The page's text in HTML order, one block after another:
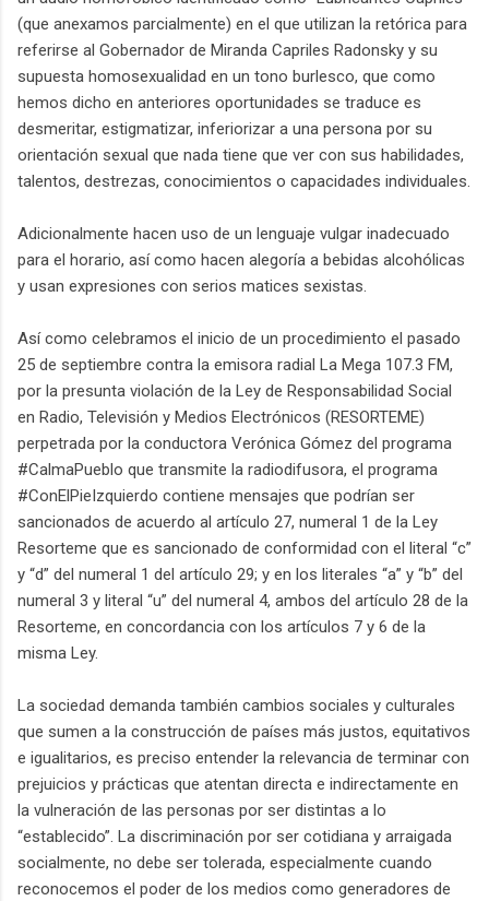
(que anexamos parcialmente) en el que utilizan la retórica para
referirse al Gobernador de Miranda Capriles Radonsky y su
supuesta homosexualidad en un tono burlesco, que como
hemos dicho en anteriores oportunidades se traduce es
desmeritar, estigmatizar, inferiorizar a una persona por su
orientación sexual que nada tiene que ver con sus habilidades,
talentos, destrezas, conocimientos o capacidades individuales.
Adicionalmente hacen uso de un lenguaje vulgar inadecuado
para el horario, así como hacen alegoría a bebidas alcohólicas
y usan expresiones con serios matices sexistas.
Así como celebramos el inicio de un procedimiento el pasado
25 de septiembre contra la emisora radial La Mega 107.3 FM,
por la presunta violación de la Ley de Responsabilidad Social
en Radio, Televisión y Medios Electrónicos (RESORTEME)
perpetrada por la conductora Verónica Gómez del programa
#CalmaPueblo que transmite la radiodifusora, el programa
#ConElPieIzquierdo contiene mensajes que podrían ser
sancionados de acuerdo al artículo 27, numeral 1 de la Ley
Resorteme que es sancionado de conformidad con el literal “c”
y “d” del numeral 1 del artículo 29; y en los literales “a” y “b” del
numeral 3 y literal “u” del numeral 4, ambos del artículo 28 de la
Resorteme, en concordancia con los artículos 7 y 6 de la
misma Ley.
La sociedad demanda también cambios sociales y culturales
que sumen a la construcción de países más justos, equitativos
e igualitarios, es preciso entender la relevancia de terminar con
prejuicios y prácticas que atentan directa e indirectamente en
la vulneración de las personas por ser distintas a lo
“establecido”. La discriminación por ser cotidiana y arraigada
socialmente, no debe ser tolerada, especialmente cuando
reconocemos el poder de los medios como generadores de